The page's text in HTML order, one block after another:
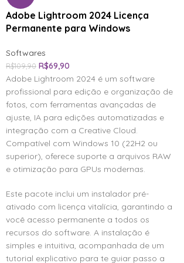
Adobe Lightroom 2024 Licença
Permanente para Windows
Softwares
R$109,90 R$69,90
Adobe Lightroom 2024 é um software
profissional para edição e organização de
fotos, com ferramentas avançadas de
ajuste, IA para edições automatizadas e
integração com a Creative Cloud.
Compatível com Windows 10 (22H2 ou
superior), oferece suporte a arquivos RAW
e otimização para GPUs modernas.
Este pacote inclui um instalador pré-
ativado com licença vitalícia, garantindo a
você acesso permanente a todos os
recursos do software. A instalação é
simples e intuitiva, acompanhada de um
tutorial explicativo para te guiar passo a